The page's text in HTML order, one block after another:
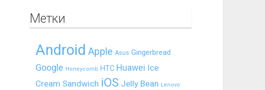
Метки
Android Apple Asus Gingerbread
Google Honeycomb HTC Huawei Ice
Cream Sandwich iOS Jelly Bean Lenovo